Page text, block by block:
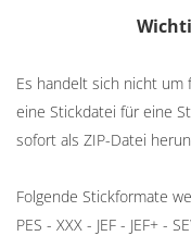
Es handelt sich nicht
eine Stickdatei für eine
sofort als ZIP-Datei
Folgende Stickformate
PES - XXX - JEF - JEF+ -